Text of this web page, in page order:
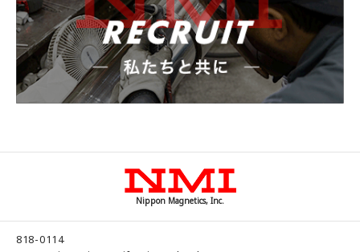
Nippon Magnetics, Inc.
818-0114